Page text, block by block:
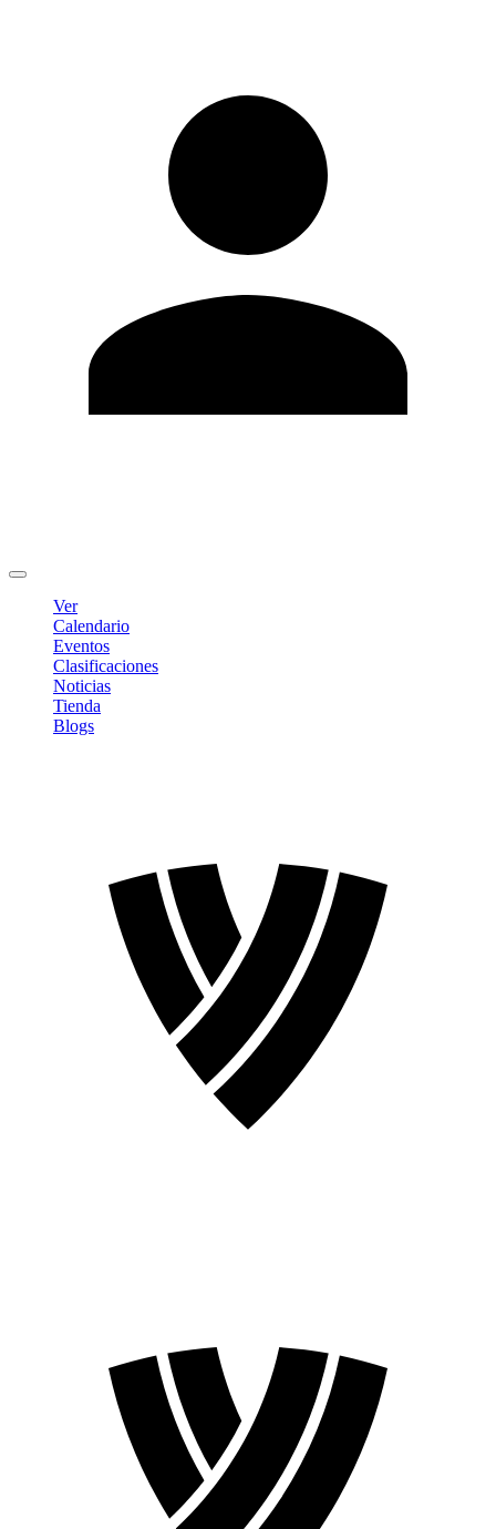
Ver
Calendario
Eventos
Clasificaciones
Noticias
Tienda
Blogs